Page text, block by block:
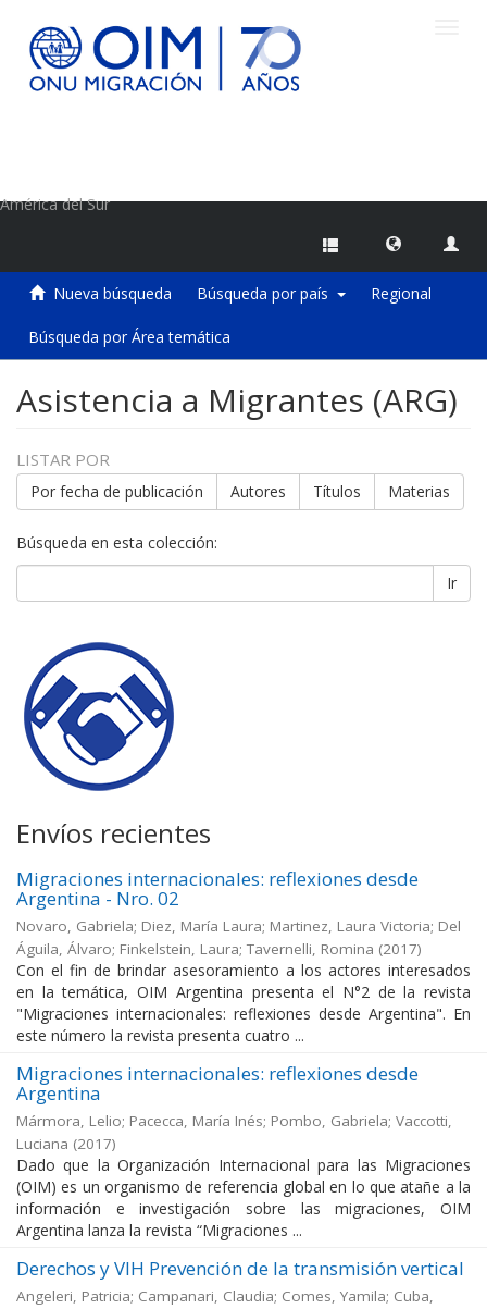
América del Sur
Nueva búsqueda Búsqueda por país Regional
Búsqueda por Área temática
Asistencia a Migrantes (ARG)
LISTAR POR
Por fecha de publicación Autores Títulos Materias
Búsqueda en esta colección:
Ir
Envíos recientes
Migraciones internacionales: reflexiones desde
Argentina - Nro. 02
Novaro, Gabriela; Diez, María Laura; Martinez, Laura Victoria; Del
Águila, Álvaro; Finkelstein, Laura; Tavernelli, Romina (2017)
Con el fin de brindar asesoramiento a los actores interesados
en la temática, OIM Argentina presenta el N°2 de la revista
"Migraciones internacionales: reflexiones desde Argentina". En
este número la revista presenta cuatro ...
Migraciones internacionales: reflexiones desde
Argentina
Mármora, Lelio; Pacecca, María Inés; Pombo, Gabriela; Vaccotti,
Luciana (2017)
Dado que la Organización Internacional para las Migraciones
(OIM) es un organismo de referencia global en lo que atañe a la
información e investigación sobre las migraciones, OIM
Argentina lanza la revista “Migraciones ...
Derechos y VIH Prevención de la transmisión vertical
Angeleri, Patricia; Campanari, Claudia; Comes, Yamila; Cuba,